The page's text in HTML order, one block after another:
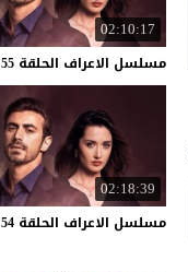
02:10:17
مسلسل الاعراف الحلقة 55
02:18:39
مسلسل الاعراف الحلقة 54